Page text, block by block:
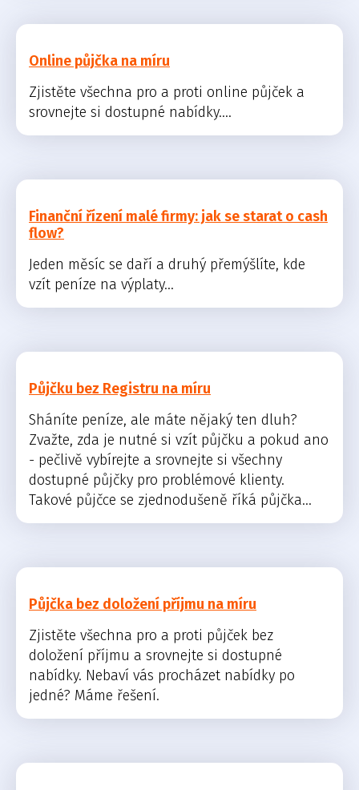
Online půjčka na míru
Zjistěte všechna pro a proti online půjček a
srovnejte si dostupné nabídky....
Finanční řízení malé firmy: jak se starat o cash
flow?
Jeden měsíc se daří a druhý přemýšlíte, kde
vzít peníze na výplaty...
Půjčku bez Registru na míru
Sháníte peníze, ale máte nějaký ten dluh?
Zvažte, zda je nutné si vzít půjčku a pokud ano
- pečlivě vybírejte a srovnejte si všechny
dostupné půjčky pro problémové klienty.
Takové půjčce se zjednodušeně říká půjčka...
Půjčka bez doložení příjmu na míru
Zjistěte všechna pro a proti půjček bez
doložení příjmu a srovnejte si dostupné
nabídky. Nebaví vás procházet nabídky po
jedné? Máme řešení.